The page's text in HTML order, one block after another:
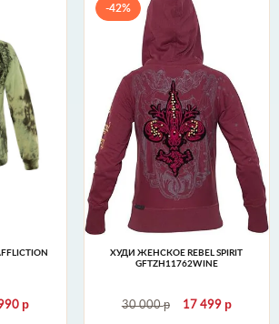
р
-42%
ХУДИ ЖЕНСКОЕ REBEL SPIRIT
GFTZH11762WINE
30 000р 17 499 р